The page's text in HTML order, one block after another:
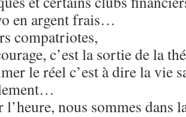
en argent frais…
compatriotes,
c’est la sortie de la
le réel c’est à dire la vie
l’heure, nous sommes dans